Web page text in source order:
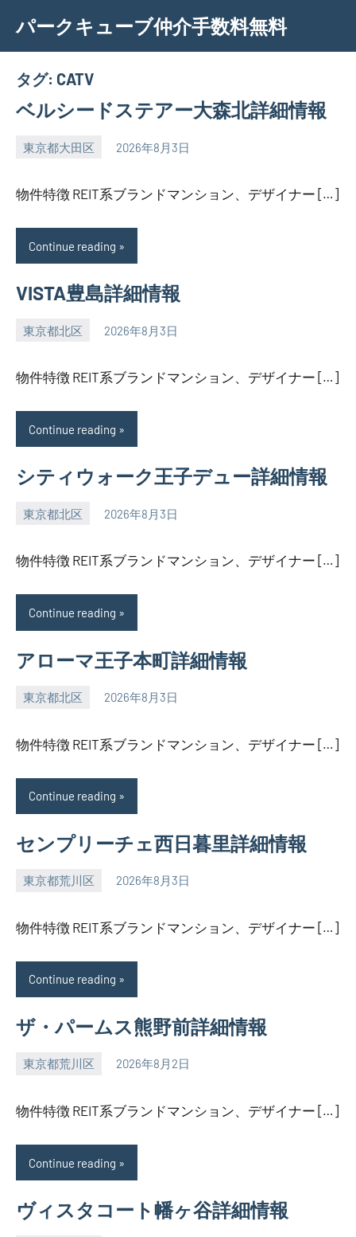
content
パークキューブ仲介手数料無料
タグ: CATV
ベルシードステアー大森北詳細情報
東京都大田区 2026年8月3日
SEZIMO
物件特徴 REIT系ブランドマンション、デザイナー […]
Continue reading
VISTA豊島詳細情報
東京都北区 2026年8月3日
SEZIMO
物件特徴 REIT系ブランドマンション、デザイナー […]
Continue reading
シティウォーク王子デュー詳細情報
東京都北区 2026年8月3日
SEZIMO
物件特徴 REIT系ブランドマンション、デザイナー […]
Continue reading
アローマ王子本町詳細情報
東京都北区 2026年8月3日
SEZIMO
物件特徴 REIT系ブランドマンション、デザイナー […]
Continue reading
センプリーチェ西日暮里詳細情報
東京都荒川区 2026年8月3日
SEZIMO
物件特徴 REIT系ブランドマンション、デザイナー […]
Continue reading
ザ・パームス熊野前詳細情報
東京都荒川区 2026年8月2日
SEZIMO
物件特徴 REIT系ブランドマンション、デザイナー […]
Continue reading
ヴィスタコート幡ヶ谷詳細情報